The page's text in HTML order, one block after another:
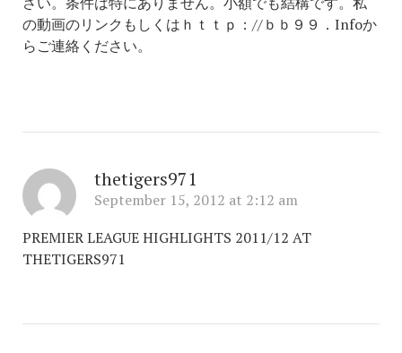
の動画のリンクもしくはｈｔｔｐ：//ｂｂ９９．Infoか
らご連絡ください。
thetigers971
September 15, 2012 at 2:12 am
PREMIER LEAGUE HIGHLIGHTS 2011/12 AT
THETIGERS971